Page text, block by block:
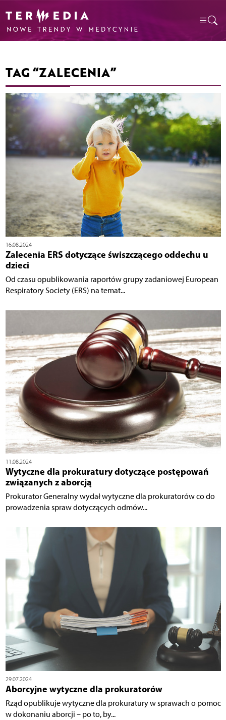
TAG “ZALECENIA”
16.08.2024
Zalecenia ERS dotyczące świszczącego oddechu u
dzieci
Od czasu opublikowania raportów grupy zadaniowej European
Respiratory Society (ERS) na temat...
11.08.2024
Wytyczne dla prokuratury dotyczące postępowań
związanych z aborcją
Prokurator Generalny wydał wytyczne dla prokuratorów co do
prowadzenia spraw dotyczących odmów...
29.07.2024
Aborcyjne wytyczne dla prokuratorów
Rząd opublikuje wytyczne dla prokuratury w sprawach o pomoc
w dokonaniu aborcji – po to, by...